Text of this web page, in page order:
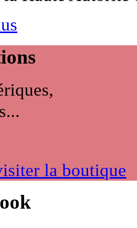
la boutique